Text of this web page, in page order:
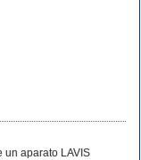
un aparato LAVIS